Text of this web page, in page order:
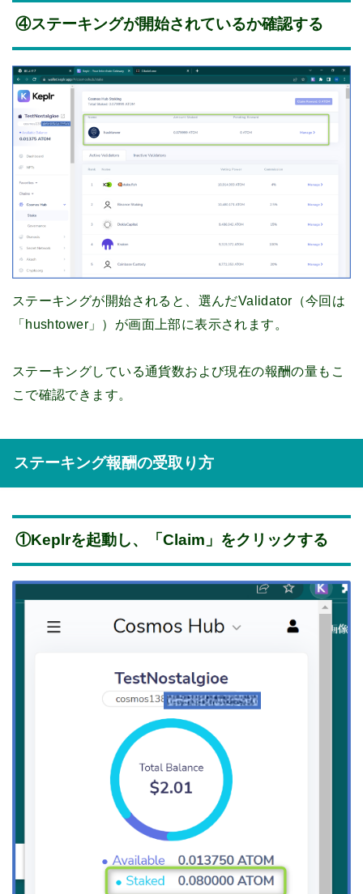
④ステーキングが開始されているか確認する
ステーキングが開始されると、選んだValidator（今回は
「hushtower」）が画面上部に表示されます。
ステーキングしている通貨数および現在の報酬の量もこ
こで確認できます。
ステーキング報酬の受取り方
①Keplrを起動し、「Claim」をクリックする